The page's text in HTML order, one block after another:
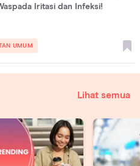
Iritasi dan Infeksi!
UMUM
Lihat semua